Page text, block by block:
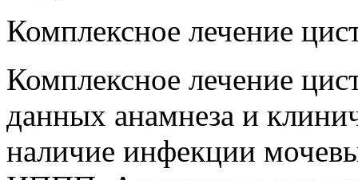
Комплексное лечение
Комплексное лечение
данных анамнеза и
наличие инфекции